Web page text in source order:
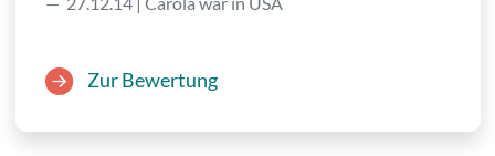
Zur Bewertung